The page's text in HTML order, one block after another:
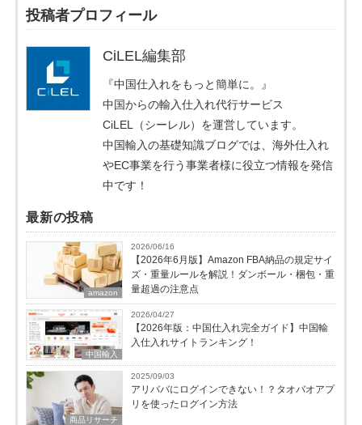
投稿者プロフィール
CiLEL編集部
『中国仕入れをもっと簡単に。』
中国からの輸入仕入れ代行サービス
CiLEL（シーレル）を運営しています。
中国輸入の基礎知識ブログでは、海外仕入れ
やEC事業を行う事業者様に役立つ情報を発信
中です！
最新の投稿
amazon
2026/06/16
【2026年6月版】Amazon FBA納品の規定サイ
ズ・重量ルールを解説！ダンボール・梱包・重
量超過の注意点
中国輸入
2026/04/27
【2026年版：中国仕入れ完全ガイド】中国輸
入仕入れサイトランキング！
商品リサーチ
2025/09/03
アリババにログインできない！？タオバオアプ
リを使ったログイン方法